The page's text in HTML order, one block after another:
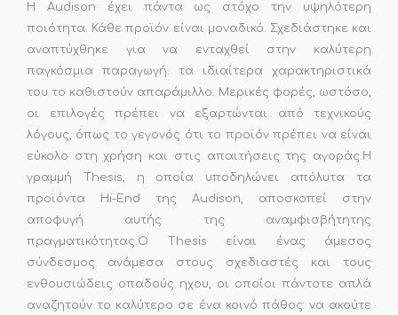
Η Audison έχει πάντα ως στόχο την υψηλότερη
ποιότητα. Κάθε προϊόν είναι μοναδικό. Σχεδιάστηκε και
αναπτύχθηκε για να ενταχθεί στην καλύτερη
παγκόσμια παραγωγή. τα ιδιαίτερα χαρακτηριστικά
του το καθιστούν απαράμιλλo. Μερικές φορές, ωστόσο,
οι επιλογές πρέπει να εξαρτώνται από τεχνικούς
λόγους, όπως το γεγονός ότι το προϊόν πρέπει να είναι
εύκολο στη χρήση και στις απαιτήσεις της αγοράς.Η
γραμμή Thesis, η οποία υποδηλώνει απόλυτα τα
προϊόντα Hi-End της Αudison, αποσκοπεί στην
αποφυγή αυτής της αναμφισβήτητης
πραγματικότητας.Ο Thesis είναι ένας άμεσος
σύνδεσμος ανάμεσα στους σχεδιαστές και τους
ενθουσιώδεις οπαδούς ηχου, οι οποίοι πάντοτε απλά
αναζητούν το καλύτερο σε ένα κοινό πάθος: να ακούτε